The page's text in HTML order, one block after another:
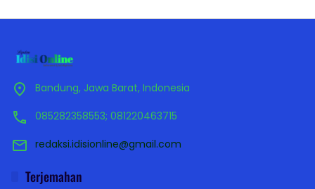
Bandung, Jawa Barat, Indonesia
085282358553; 081220463715
redaksi.idisionline@gmail.com
Terjemahan